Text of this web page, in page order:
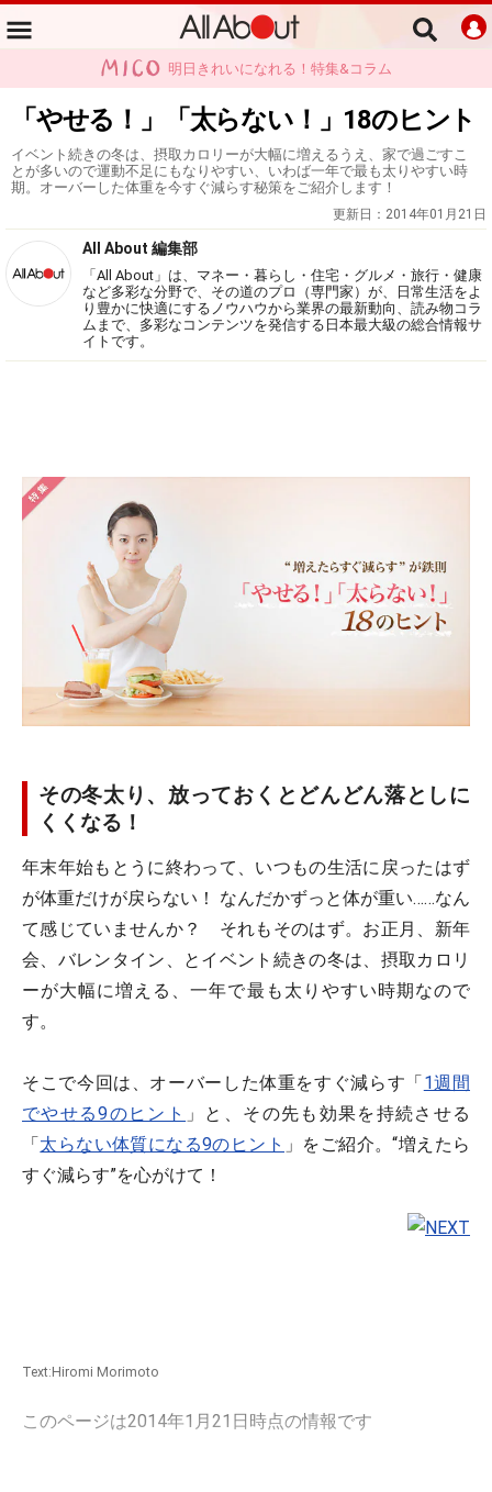
明日きれいになれる！特集&コラム
「やせる！」「太らない！」18のヒント
イベント続きの冬は、摂取カロリーが大幅に増えるうえ、家で過ごすこ
とが多いので運動不足にもなりやすい、いわば一年で最も太りやすい時
期。オーバーした体重を今すぐ減らす秘策をご紹介します！
更新日： 2014年01月21日
All About 編集部
「All About」は、マネー・暮らし・住宅・グルメ・旅行・健康
など多彩な分野で、その道のプロ（専門家）が、日常生活をよ
り豊かに快適にするノウハウから業界の最新動向、読み物コラ
ムまで、多彩なコンテンツを発信する日本最大級の総合情報サ
イトです。
その冬太り、放っておくとどんどん落としに
くくなる！
年末年始もとうに終わって、いつもの生活に戻ったはず
が体重だけが戻らない！ なんだかずっと体が重い……なん
て感じていませんか？ それもそのはず。お正月、新年
会、バレンタイン、とイベント続きの冬は、摂取カロリ
ーが大幅に増える、一年で最も太りやすい時期なので
す。
そこで今回は、オーバーした体重をすぐ減らす「1週間
でやせる9のヒント 」と、その先も効果を持続させる
「太らない体質になる9のヒント 」をご紹介。“増えたら
すぐ減らす”を心がけて！
Text:Hiromi Morimoto
このページは2014年1月21日時点の情報です